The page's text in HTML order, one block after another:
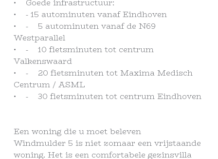
• Goede infrastructuur:
• - 15 autominuten vanaf Eindhoven
• - 5 autominuten vanaf de N69
Westparallel
• - 10 fietsminuten tot centrum
Valkenswaard
• - 20 fietsminuten tot Maxima Medisch
Centrum / ASML
• - 30 fietsminuten tot centrum Eindhoven
Een woning die u moet beleven
Windmulder 5 is niet zomaar een vrijstaande
woning. Het is een comfortabele gezinsvilla